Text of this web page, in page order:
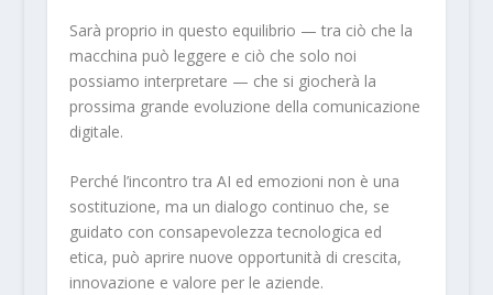
Sarà proprio in questo equilibrio — tra ciò che la
macchina può leggere e ciò che solo noi
possiamo interpretare — che si giocherà la
prossima grande evoluzione della comunicazione
digitale.
Perché l’incontro tra AI ed emozioni non è una
sostituzione, ma un dialogo continuo che, se
guidato con consapevolezza tecnologica ed
etica, può aprire nuove opportunità di crescita,
innovazione e valore per le aziende.